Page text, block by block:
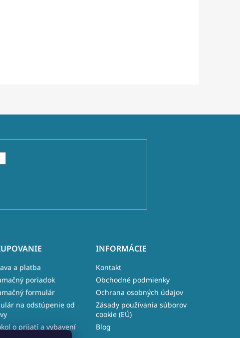
a platba
poriadok
formulár
na odstúpenie od
o prijatí a vybavení
INFORMÁCIE
Kontakt
Obchodné podmienky
Ochrana osobných údajov
Zásady používania súborov
cookie (EÚ)
Blog